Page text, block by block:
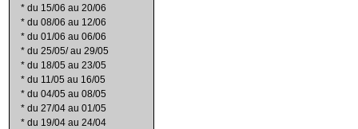
* du 15/06 au 20/06
* du 08/06 au 12/06
* du 01/06 au 06/06
* du 25/05/ au 29/05
* du 18/05 au 23/05
* du 11/05 au 16/05
* du 04/05 au 08/05
* du 27/04 au 01/05
* du 19/04 au 24/04